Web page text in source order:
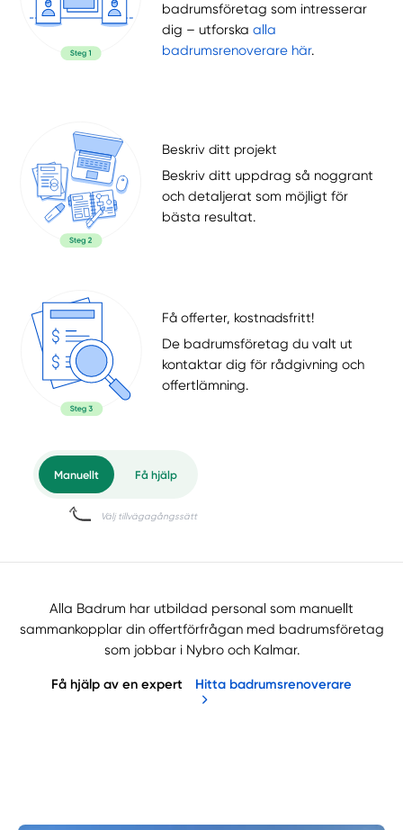
badrumsföretag som intresserar
dig – utforskaalla
badrumsrenoverare här.
Beskriv ditt projekt
Beskriv ditt uppdrag så noggrant
och detaljerat som möjligt för
bästa resultat.
Få offerter, kostnadsfritt!
De badrumsföretag du valt ut
kontaktar dig för rådgivning och
offertlämning.
Alla Badrum har utbildad personal som manuellt
sammankopplar din offertförfrågan med badrumsföretag
som jobbar i Nybro och Kalmar.
Få hjälp av en expert Hitta badrumsrenoverare